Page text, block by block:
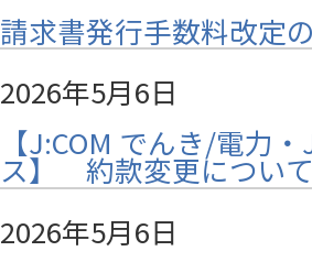
請求書発行手数料改定
2026年5月6日
【J:COM でんき/電力
ス】 約款変更について
2026年5月6日